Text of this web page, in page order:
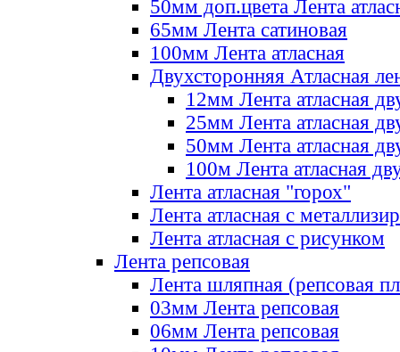
50мм доп.цвета Лента
65мм Лента сатиновая
100мм Лента атласная
Двухсторонняя Атласная
12мм Лента атласная
25мм Лента атласная
50мм Лента атласная
100м Лента атласная
Лента атласная "горох"
Лента атласная с
Лента атласная с рисунком
Лента репсовая
Лента шляпная (репсовая
03мм Лента репсовая
06мм Лента репсовая